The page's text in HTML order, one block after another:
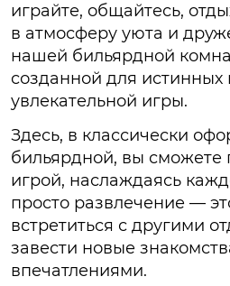
играйте, общайтесь,
в атмосферу уюта и
нашей бильярдной
созданной для истинных
увлекательной игры.
Здесь, в классически
бильярдной, вы сможете
игрой, наслаждаясь
просто развлечение —
встретиться с другими
завести новые
впечатлениями.